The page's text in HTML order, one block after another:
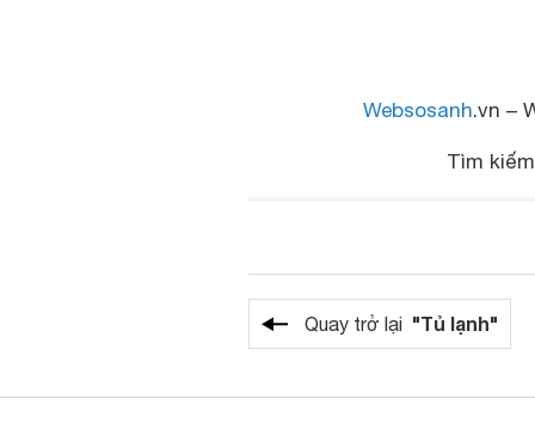
Websosanh.vn –
Tìm
Quay trở lại "Tủ lạnh"